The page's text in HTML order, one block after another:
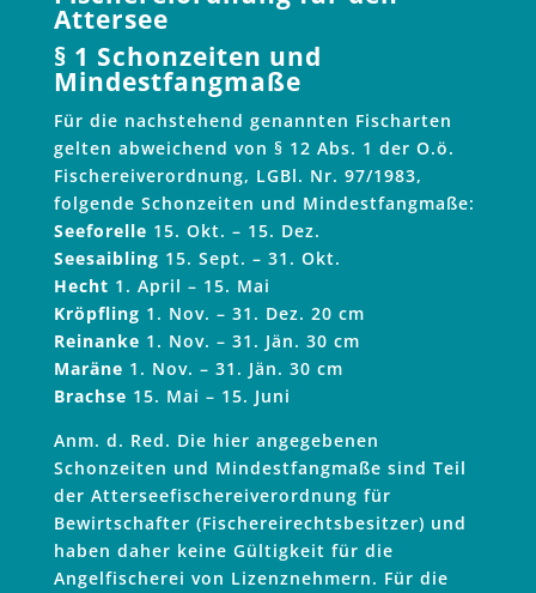
Attersee
§ 1 Schonzeiten und
Mindestfangmaße
Für die nachstehend genannten Fischarten
gelten abweichend von § 12 Abs. 1 der O.ö.
Fischereiverordnung, LGBl. Nr. 97/1983,
folgende Schonzeiten und Mindestfangmaße:
Seeforelle 15. Okt. – 15. Dez.
Seesaibling 15. Sept. – 31. Okt.
Hecht 1. April – 15. Mai
Kröpfling 1. Nov. – 31. Dez. 20 cm
Reinanke 1. Nov. – 31. Jän. 30 cm
Maräne 1. Nov. – 31. Jän. 30 cm
Brachse 15. Mai – 15. Juni
Anm. d. Red. Die hier angegebenen
Schonzeiten und Mindestfangmaße sind Teil
der Atterseefischereiverordnung für
Bewirtschafter (Fischereirechtsbesitzer) und
haben daher keine Gültigkeit für die
Angelfischerei von Lizenznehmern. Für die